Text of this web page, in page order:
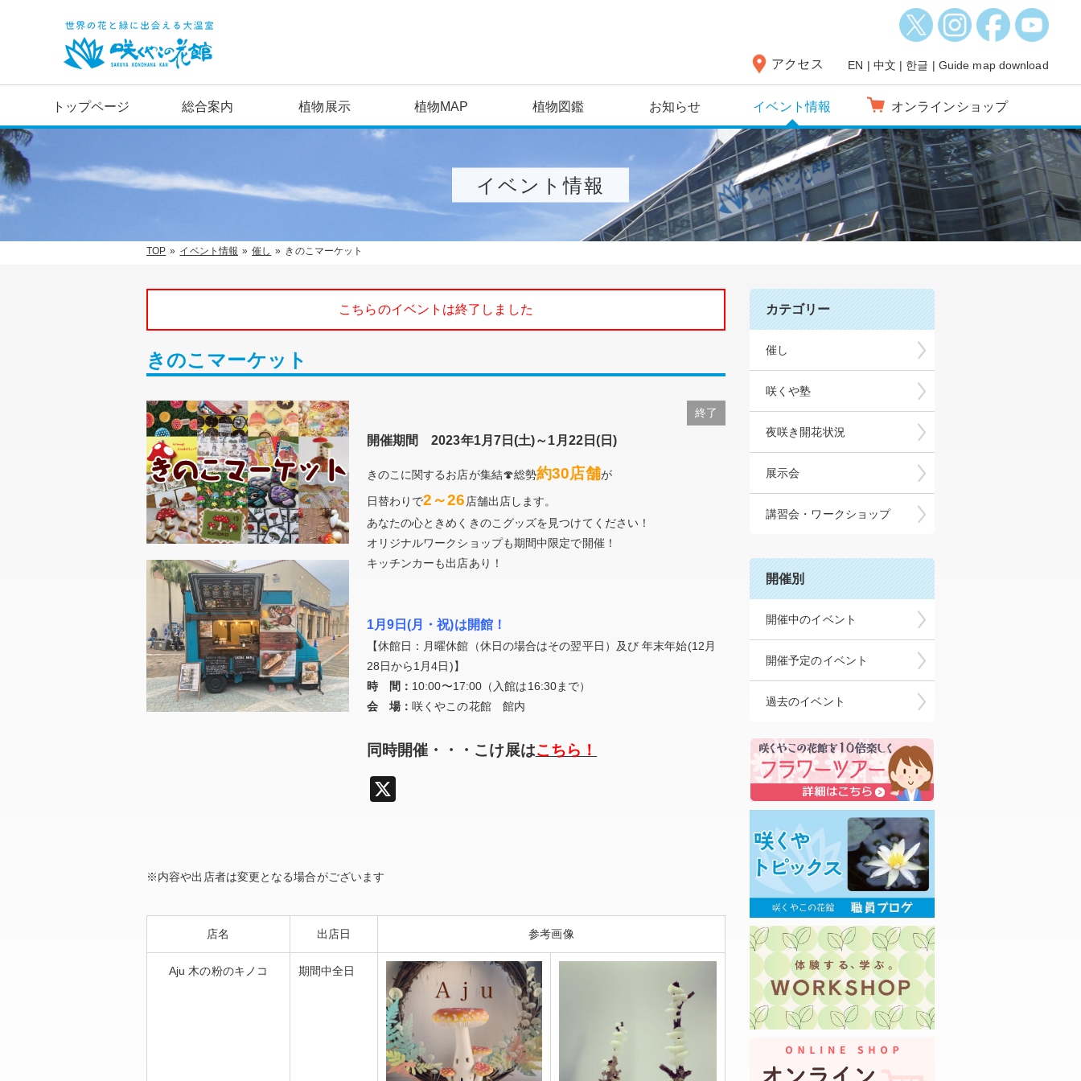
アクセス EN | 中文 | 한글 | Guide map download
トップページ 総合案内 植物展示 植物MAP 植物図鑑 お知らせ イベント情報 オンラインショップ
イベント情報
TOP イベント情報 催し きのこマーケット
こちらのイベントは終了しました
きのこマーケット
終了
開催期間 2023年1月7日(土)～1月22日(日)
きのこに関するお店が集結🍄総勢約30店舗が
日替わりで2～26 店舗出店します。
あなたの心ときめくきのこグッズを見つけてください！
オリジナルワークショップも期間中限定で開催！
キッチンカーも出店あり！
1月9日(月・祝)は開館！
【休館日：月曜休館（休日の場合はその翌平日）及び 年末年始(12月
28日から1月4日)】
時 間： 10:00〜17:00（入館は16:30まで）
会 場：咲くやこの花館 館内
同時開催・・・こけ展はこちら！
※内容や出店者は変更となる場合がございます
店名 出店日 参考画像
Aju 木の粉のキノコ 期間中全日
カテゴリー
催し
咲くや塾
夜咲き開花状況
展示会
講習会・ワークショップ
開催別
開催中のイベント
開催予定のイベント
過去のイベント